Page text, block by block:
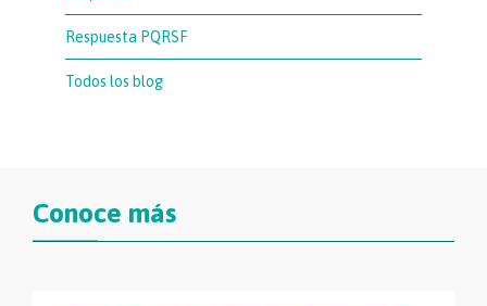
Respuesta PQRSF
Todos los blog
Conoce más